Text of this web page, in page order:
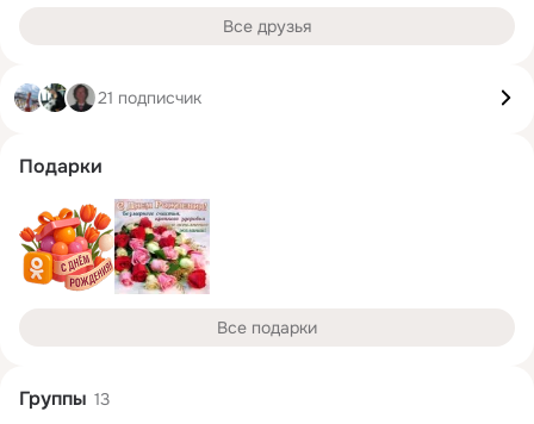
Все друзья
21 подписчик
Подарки
Все подарки
Группы 13